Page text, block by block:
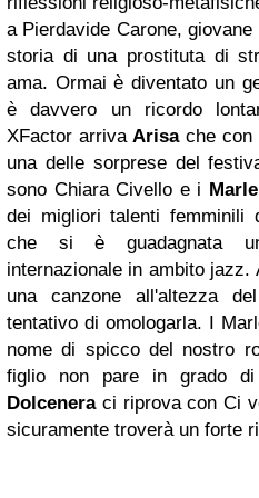
a Pierdavide Carone,
storia di una prostituta di
ama. Ormai è diventato un
è davvero un ricordo
XFactor arrivaArisache con
una delle sorprese del
sono Chiara Civello e i
dei migliori talenti femminili
che si è guadagnata
internazionale in ambito
una canzone all'altezza
tentativo di omologarla. I
nome di spicco del nostro
figlio non pare in grado
Dolceneraci riprova con Ci
sicuramente troverà un forte